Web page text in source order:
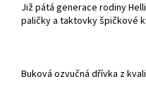
Již pátá generace rodiny
paličky a taktovky špičkové
Buková ozvučná dřívka z